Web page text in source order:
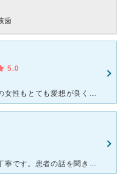
歯
5.0
先生がとにかく優しい方です。受付の女性もとても愛想が良く、他の女性の方もみんないい人たちです。一度自分の歯が欠けてしまい、どうしても子供を一緒に連れて行かなければならなかったとき快く了承してくださり、
先生始めスタッフさん全員優しくて丁寧です。患者の話を聞き、治療前も治療後もちゃんと説明してくれます。歯医者さんは痛くて怖いというイメージがありますが、こちらは安心して通えます。名前の通り家族で通われて